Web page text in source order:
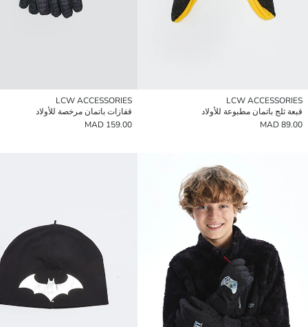
LCW ACCESSORIES
قبعة ثلج باتمان مطبوعة للأولاد
89.00 MAD
LCW ACCESSORIES
قفازات باتمان مرخصة للأولاد
159.00 MAD